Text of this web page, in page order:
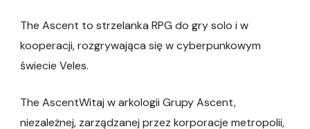
The Ascent to strzelanka RPG do gry solo i w
kooperacji, rozgrywająca się w cyberpunkowym
świecie Veles.
The AscentWitaj w arkologii Grupy Ascent,
niezależnej, zarządzanej przez korporacje metropolii,